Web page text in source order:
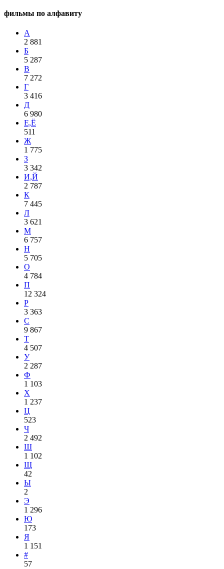
фильмы по алфавиту
А
2 881
Б
5 287
В
7 272
Г
3 416
Д
6 980
Е,Ё
511
Ж
1 775
З
3 342
И,Й
2 787
К
7 445
Л
3 621
М
6 757
Н
5 705
О
4 784
П
12 324
Р
3 363
С
9 867
Т
4 507
У
2 287
Ф
1 103
Х
1 237
Ц
523
Ч
2 492
Ш
1 102
Щ
42
Ы
2
Э
1 296
Ю
173
Я
1 151
#
57